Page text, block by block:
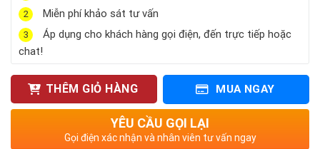
2 Miễn phí khảo sát tư vấn
3
Áp dụng cho khách hàng gọi điện, đến trực tiếp hoặc
chat!
THÊM GIỎ HÀNG MUA NGAY
YÊU CẦU GỌI LẠI
Gọi điện xác nhận và nhân viên tư vấn ngay